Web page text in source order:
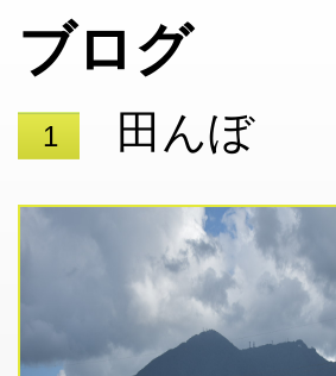
ブログ
1 田んぼ